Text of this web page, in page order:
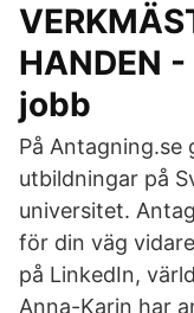
HANDEN
jobb
På Antagning.se
utbildningar på
universitet.
för din väg
på LinkedIn,
Anna-Karin har